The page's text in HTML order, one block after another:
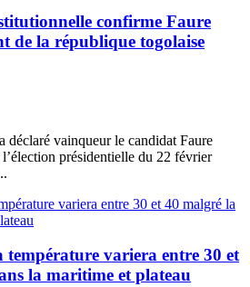
confirme Faure
de la république togolaise
déclaré vainqueur le candidat Faure
présidentielle du 22 février
variera entre 30 et
la maritime et plateau